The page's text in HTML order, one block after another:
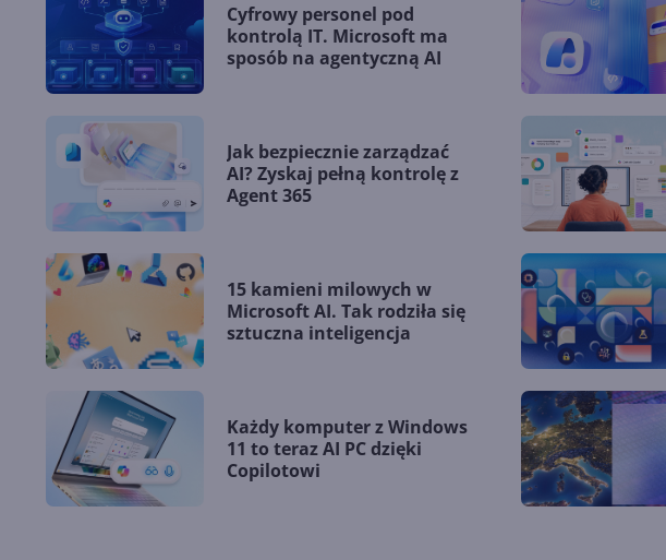
Cyfrowy personel pod
kontrolą IT. Microsoft ma
sposób na agentyczną AI
Jak bezpiecznie zarządzać
AI? Zyskaj pełną kontrolę z
Agent 365
15 kamieni milowych w
Microsoft AI. Tak rodziła się
sztuczna inteligencja
Każdy komputer z Windows
11 to teraz AI PC dzięki
Copilotowi